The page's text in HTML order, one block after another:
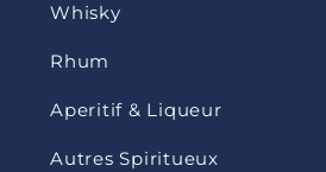
Whisky
Rhum
Aperitif & Liqueur
Autres Spiritueux